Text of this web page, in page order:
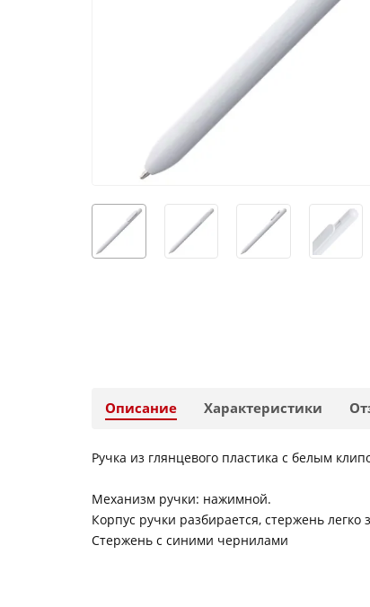
Описание Характеристики
Ручка из глянцевого пластика с белым
Механизм ручки: нажимной.
Корпус ручки разбирается, стержень легко
Стержень с синими чернилами